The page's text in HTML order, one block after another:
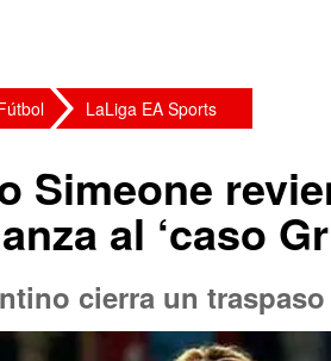
LaLiga EA Sports
Simeone
al ‘caso
cierra un